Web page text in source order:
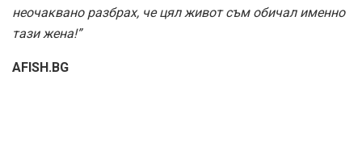
неочаквано разбрах, че цял живот съм обичал именно
тази жена!”
AFISH.BG